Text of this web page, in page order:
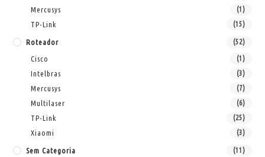
Mercusys (1)
TP-Link (15)
Roteador (52)
Cisco (1)
Intelbras (3)
Mercusys (7)
Multilaser (6)
TP-Link (25)
Xiaomi (3)
Sem Categoria (11)